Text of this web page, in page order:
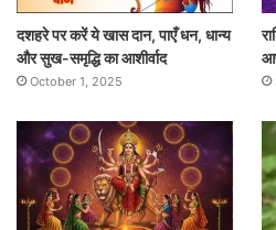
दशहरे पर करें ये खास दान, पाएँ धन, धान्य
और सुख-समृद्धि का आशीर्वाद
October 1, 2025